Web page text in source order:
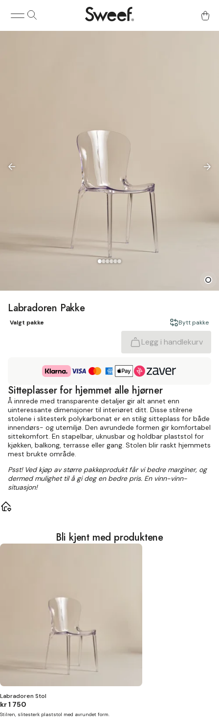
Labradoren Pakke
Valgt pakke Bytt pakke
Legg i handlekurv
Sitteplasser for hjemmet alle hjørner
Å innrede med transparente detaljer gir alt annet enn
uinteressante dimensjoner til interiøret ditt. Disse stilrene
stolene i slitesterk polykarbonat er en stilig sitteplass for både
innendørs- og utemiljø. Den avrundede formen gir komfortabel
sittekomfort. En stapelbar, uknusbar og holdbar plaststol for
kjøkken, balkong, terrasse eller gang. Stolen blir raskt hjemmets
mest brukte område.
Psst! Ved kjøp av større pakkeprodukt får vi bedre marginer, og
dermed mulighet til å gi deg en bedre pris. En vinn-vinn-
situasjon!
Bli kjent med produktene
Labradoren Stol
kr 1 750
Stilren, slitesterk plaststol med avrundet form.